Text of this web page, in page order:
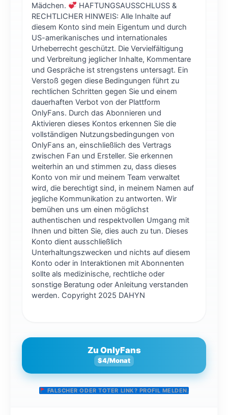
Mädchen.
HAFTUNGSAUSSCHLUSS &
RECHTLICHER HINWEIS: Alle Inhalte auf
diesem Konto sind mein Eigentum und durch
US-amerikanisches und internationales
Urheberrecht geschützt. Die Vervielfältigung
und Verbreitung jeglicher Inhalte, Kommentare
und Gespräche ist strengstens untersagt. Ein
Verstoß gegen diese Bedingungen führt zu
rechtlichen Schritten gegen Sie und einem
dauerhaften Verbot von der Plattform
OnlyFans. Durch das Abonnieren und
Aktivieren dieses Kontos erkennen Sie die
vollständigen Nutzungsbedingungen von
OnlyFans an, einschließlich des Vertrags
zwischen Fan und Ersteller. Sie erkennen
weiterhin an und stimmen zu, dass dieses
Konto von mir und meinem Team verwaltet
wird, die berechtigt sind, in meinem Namen auf
jegliche Kommunikation zu antworten. Wir
bemühen uns um einen möglichst
authentischen und respektvollen Umgang mit
Ihnen und bitten Sie, dies auch zu tun. Dieses
Konto dient ausschließlich
Unterhaltungszwecken und nichts auf diesem
Konto oder in Interaktionen mit Abonnenten
sollte als medizinische, rechtliche oder
sonstige Beratung oder Anleitung verstanden
werden. Copyright 2025 DAHYN
Zu OnlyFans
$4/Monat
FALSCHER ODER TOTER LINK? PROFIL MELDEN.